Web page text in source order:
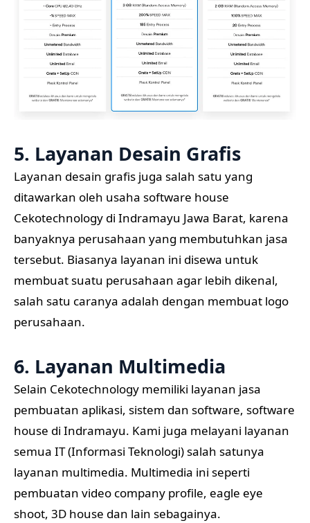
5. Layanan Desain Grafis
Layanan desain grafis juga salah satu yang
ditawarkan oleh usaha software house
Cekotechnology di Indramayu Jawa Barat, karena
banyaknya perusahaan yang membutuhkan jasa
tersebut. Biasanya layanan ini disewa untuk
membuat suatu perusahaan agar lebih dikenal,
salah satu caranya adalah dengan membuat logo
perusahaan.
6. Layanan Multimedia
Selain Cekotechnology memiliki layanan jasa
pembuatan aplikasi, sistem dan software, software
house di Indramayu. Kami juga melayani layanan
semua IT (Informasi Teknologi) salah satunya
layanan multimedia. Multimedia ini seperti
pembuatan video company profile, eagle eye
shoot, 3D house dan lain sebagainya.